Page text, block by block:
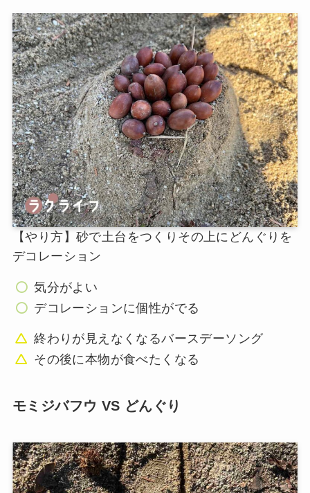
【やり方】砂で土台をつくりその上にどんぐりを
デコレーション
気分がよい
デコレーションに個性がでる
終わりが見えなくなるバースデーソング
その後に本物が食べたくなる
モミジバフウ VS どんぐり